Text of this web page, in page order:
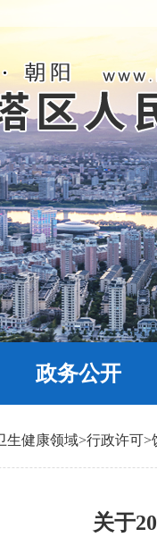
政务公开
生健康领域>行政许可>
关于